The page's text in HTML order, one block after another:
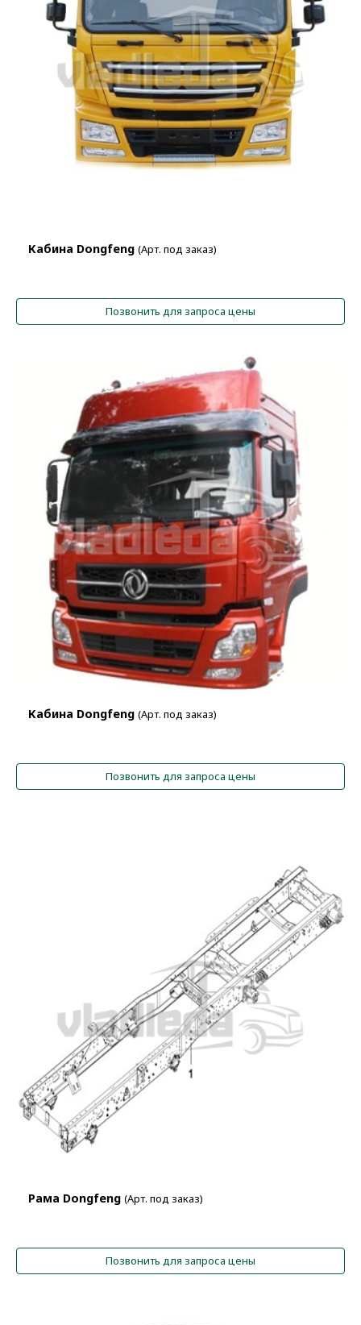
Кабина Dongfeng (Арт. под заказ)
Позвонить для запроса цены
Кабина Dongfeng (Арт. под заказ)
Позвонить для запроса цены
Рама Dongfeng (Арт. под заказ)
Позвонить для запроса цены